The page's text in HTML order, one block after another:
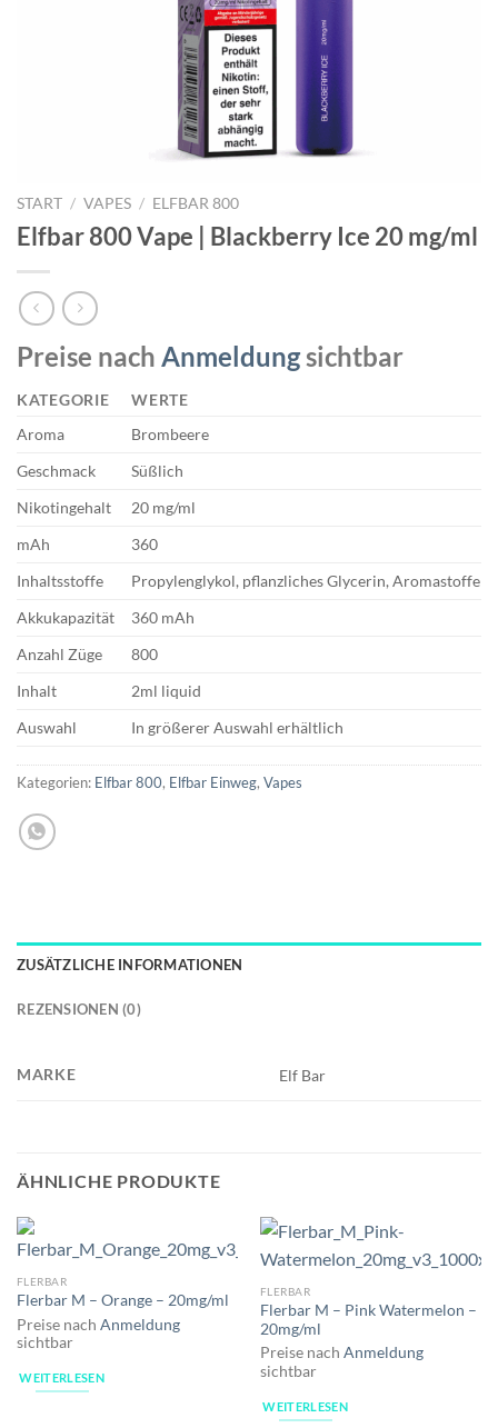
START / VAPES / ELFBAR 800
Elfbar 800 Vape | Blackberry Ice 20 mg/ml
Preise nach Anmeldungsichtbar
KATEGORIE
WERTE
Aroma
Brombeere
Geschmack
Süßlich
Nikotingehalt
20 mg/ml
mAh
360
Inhaltsstoffe
Propylenglykol, pflanzliches Glycerin, Aromastoffe
Akkukapazität
360 mAh
Anzahl Züge
800
Inhalt
2ml liquid
Auswahl
In größerer Auswahl erhältlich
Kategorien: Elfbar 800, Elfbar Einweg, Vapes
ZUSÄTZLICHE INFORMATIONEN
REZENSIONEN (0)
MARKE Elf Bar
ÄHNLICHE PRODUKTE
FLERBAR
Flerbar M – Orange – 20mg/ml
Preise nach Anmeldung
sichtbar
WEITERLESEN
FLERBAR
Flerbar M – Pink Watermelon –
20mg/ml
Preise nach Anmeldung
sichtbar
WEITERLESEN